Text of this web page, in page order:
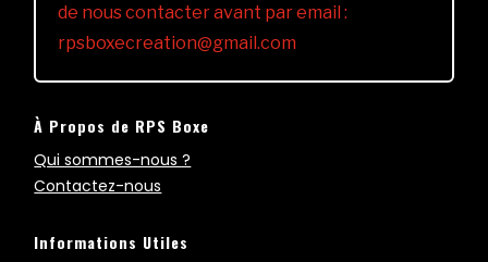
de nous contacter avant par email :
rpsboxecreation@gmail.com
À Propos de RPS Boxe
Qui sommes-nous ?
Contactez-nous
Informations Utiles